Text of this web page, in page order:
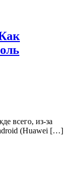
всего, из-за
(Huawei […]